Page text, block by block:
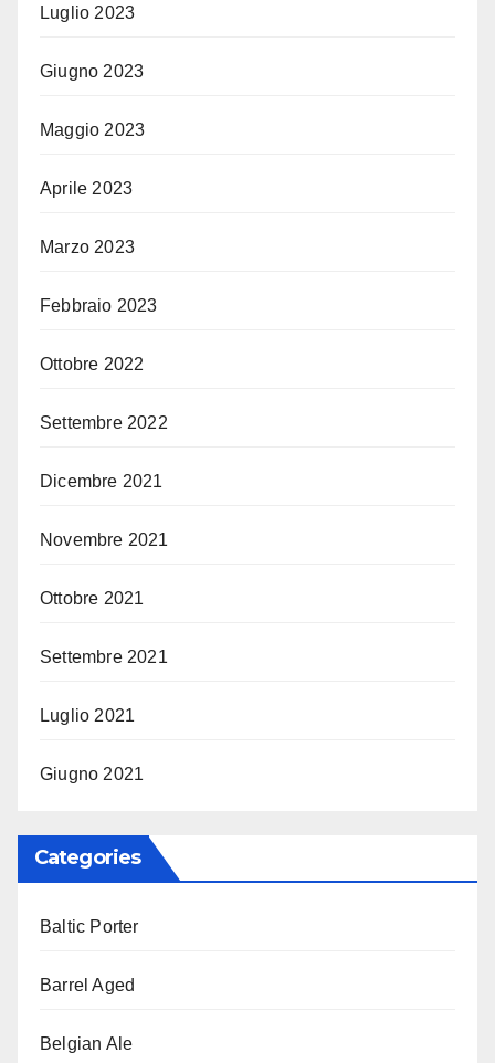
Luglio 2023
Giugno 2023
Maggio 2023
Aprile 2023
Marzo 2023
Febbraio 2023
Ottobre 2022
Settembre 2022
Dicembre 2021
Novembre 2021
Ottobre 2021
Settembre 2021
Luglio 2021
Giugno 2021
Categories
Baltic Porter
Barrel Aged
Belgian Ale